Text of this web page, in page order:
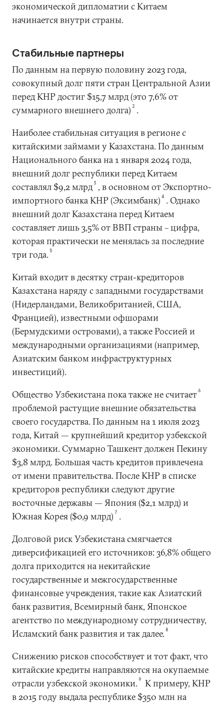
экономической дипломатии с Китаем
начинается внутри страны.
Стабильные партнеры
По данным на первую половину 2023 года,
совокупный долг пяти стран Центральной Азии
перед КНР достиг $15,7 млрд (это 7,6% от
суммарного внешнего долга) 2 .
Наиболее стабильная ситуация в регионе с
китайскими займами у Казахстана. По данным
Национального банка на 1 января 2024 года,
внешний долг республики перед Китаем
составлял $9,2 млрд3 , в основном от Экспортно-
импортного банка КНР (Эксимбанк) 4 . Однако
внешний долг Казахстана перед Китаем
составляет лишь 3,5% от ВВП страны – цифра,
которая практически не менялась за последние
три года. 5
Китай входит в десятку стран-кредиторов
Казахстана наряду с западными государствами
(Нидерландами, Великобританией, США,
Францией), известными офшорами
(Бермудскими островами), а также Россией и
международными организациями (например,
Азиатским банком инфраструктурных
инвестиций).
Общество Узбекистана пока также не считает6
проблемой растущие внешние обязательства
своего государства. По данным на 1 июля 2023
года, Китай — крупнейший кредитор узбекской
экономики. Суммарно Ташкент должен Пекину
$3,8 млрд. Большая часть кредитов привлечена
от имени правительства. После КНР в списке
кредиторов республики следуют другие
восточные державы — Япония ($2,1 млрд) и
Южная Корея ($0,9 млрд) 7 .
Долговой риск Узбекистана смягчается
диверсификацией его источников: 36,8% общего
долга приходится на некитайские
государственные и межгосударственные
финансовые учреждения, такие как Азиатский
банк развития, Всемирный банк, Японское
агентство по международному сотрудничеству,
Исламский банк развития и так далее. 8
Снижению рисков способствует и тот факт, что
китайские кредиты направляются на окупаемые
отрасли узбекской экономики.9
К примеру, КНР
в 2015 году выдала республике $350 млн на